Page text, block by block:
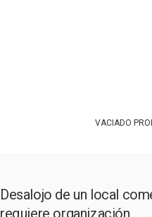
VACIADO
Desalojo de un local
requiere organización